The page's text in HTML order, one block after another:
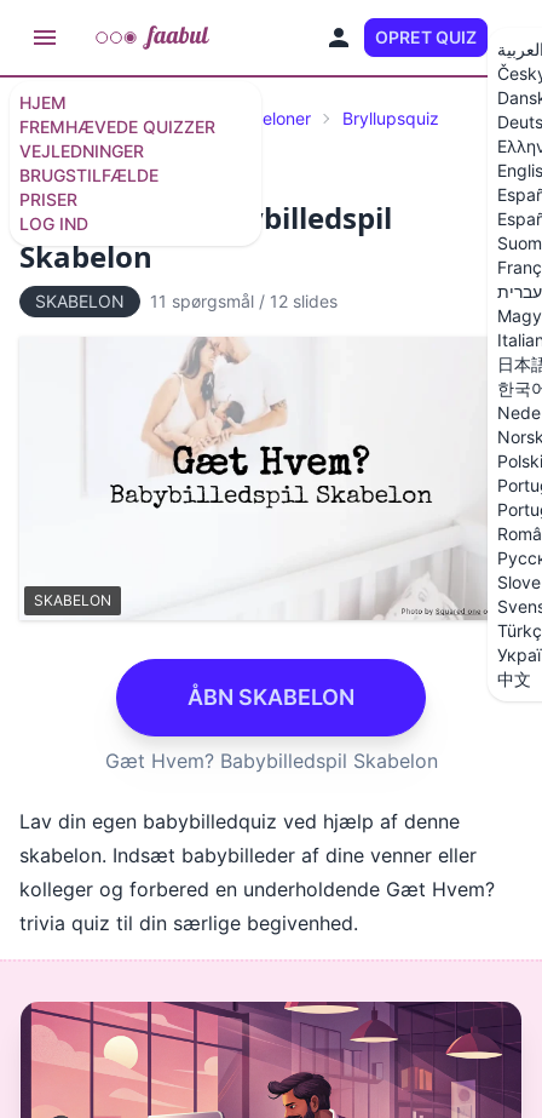
HJEM
FREMHÆVEDE QUIZZER
VEJLEDNINGER
BRUGSTILFÆLDE
PRISER
LOG IND
OPRET QUIZ
עברית
日本
한국
Polski
中文
Udvalgte quizzer Quizskabeloner Bryllupsquiz
Gæt Hvem? Babybilledspil
Skabelon
SKABELON 11 spørgsmål / 12 slides
SKABELON
ÅBN SKABELON
Gæt Hvem? Babybilledspil Skabelon
Lav din egen babybilledquiz ved hjælp af denne
skabelon. Indsæt babybilleder af dine venner eller
kolleger og forbered en underholdende Gæt Hvem?
trivia quiz til din særlige begivenhed.